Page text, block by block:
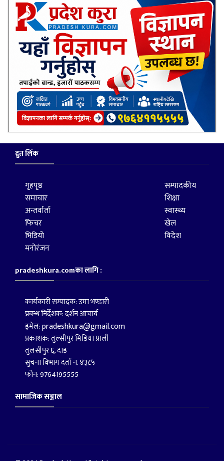
द्रुत लिंक
गृहपृष्ठ
समाचार
अन्तर्वार्ता
फिचर
भिडियो
मनोरंजन
सम्पादकीय
शिक्षा
स्वास्थ्य
खेल
विदेश
pradeshkura.comका लागि :
कार्यकारी सम्पादक: उमा भण्डारी
प्रबन्ध निर्देशक: दर्शन आचार्य
इमेल:pradeshkura@gmail.com
प्रकाशक: तुल्सीपुर मिडिया प्राली
तुलसीपुर ६, दाङ
सुचना विभाग दर्ता न. ४३८५
फोन: 9764195555
सामाजिक सञ्जाल